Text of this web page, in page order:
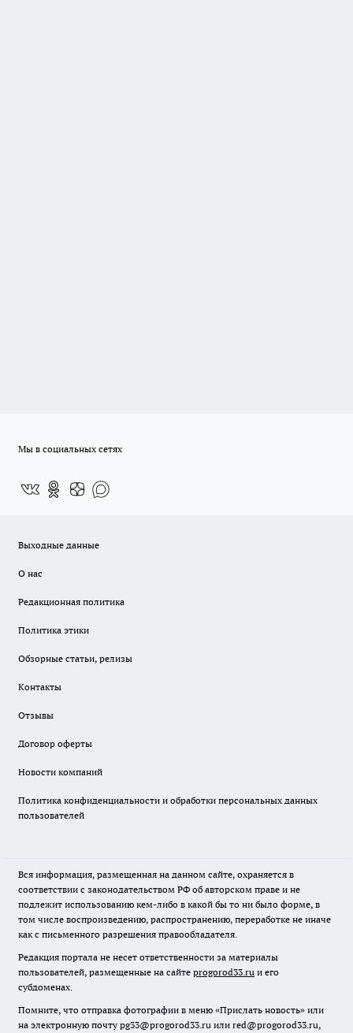
Мы в социальных сетях
Выходные данные
О нас
Редакционная политика
Политика этики
Обзорные статьи, релизы
Контакты
Отзывы
Договор оферты
Новости компаний
Политика конфиденциальности и обработки персональных данных
пользователей
Вся информация, размещенная на данном сайте, охраняется в
соответствии с законодательством РФ об авторском праве и не
подлежит использованию кем-либо в какой бы то ни было форме, в
том числе воспроизведению, распространению, переработке не иначе
как с письменного разрешения правообладателя.
Редакция портала не несет ответственности за материалы
пользователей, размещенные на сайте progorod33.ru и его
субдоменах.
Помните, что отправка фотографии в меню «Прислать новость» или
на электронную почту pg33@progorod33.ru или red@progorod33.ru,